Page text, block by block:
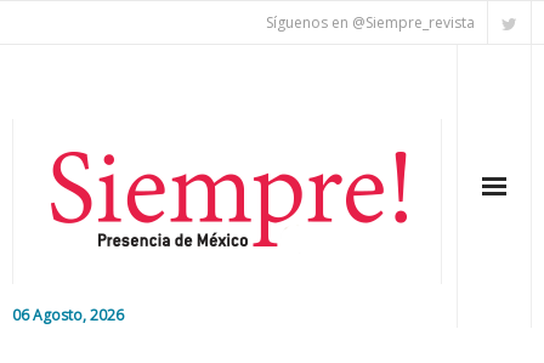
Síguenos en @Siempre_revista
06 Agosto, 2026